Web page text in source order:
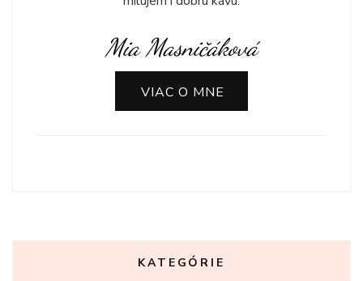
Mia Masničáková
VIAC O MNE
KATEGÓRIE